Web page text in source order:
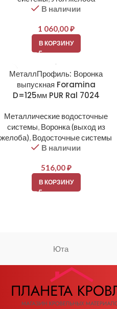
В наличии
1 060,00₽
В КОРЗИНУ
МеталлПрофиль: Воронка
выпускная Foramina
D=125мм PUR Ral 7024
Металлические водосточные
системы, Воронка (выход из
желоба), Водосточные системы
В наличии
516,00₽
В КОРЗИНУ
Юта